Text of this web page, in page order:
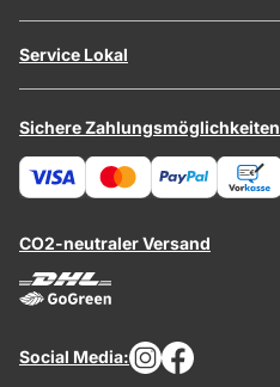
Service Lokal
Sichere Zahlungsmöglichkeiten
CO2-neutraler Versand
Social Media: